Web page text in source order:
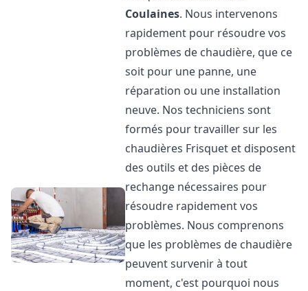
Coulaines. Nous intervenons
rapidement pour résoudre vos
problèmes de chaudière, que ce
soit pour une panne, une
réparation ou une installation
neuve. Nos techniciens sont
formés pour travailler sur les
chaudières Frisquet et disposent
des outils et des pièces de
rechange nécessaires pour
résoudre rapidement vos
problèmes. Nous comprenons
que les problèmes de chaudière
peuvent survenir à tout
moment, c'est pourquoi nous